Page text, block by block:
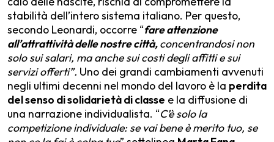
stabilità dell’intero sistema italiano. Per questo,
secondo Leonardi, occorre “fare attenzione
all’attrattività delle nostre città,concentrandosi non
solo sui salari, ma anche sui costi degli affitti e sui
servizi offerti”. Uno dei grandi cambiamenti avvenuti
negli ultimi decenni nel mondo del lavoro è la perdita
del senso di solidarietà di classe e la diffusione di
una narrazione individualista. “C’è solo la
competizione individuale: se vai bene è merito tuo, se